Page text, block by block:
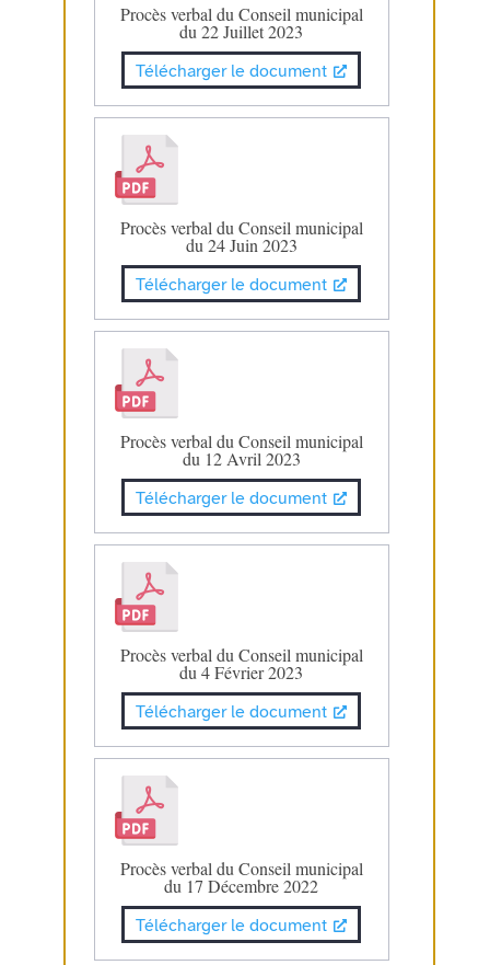
Procès verbal du Conseil municipal
du 22 Juillet 2023
Télécharger le document
Procès verbal du Conseil municipal
du 24 Juin 2023
Télécharger le document
Procès verbal du Conseil municipal
du 12 Avril 2023
Télécharger le document
Procès verbal du Conseil municipal
du 4 Février 2023
Télécharger le document
Procès verbal du Conseil municipal
du 17 Décembre 2022
Télécharger le document